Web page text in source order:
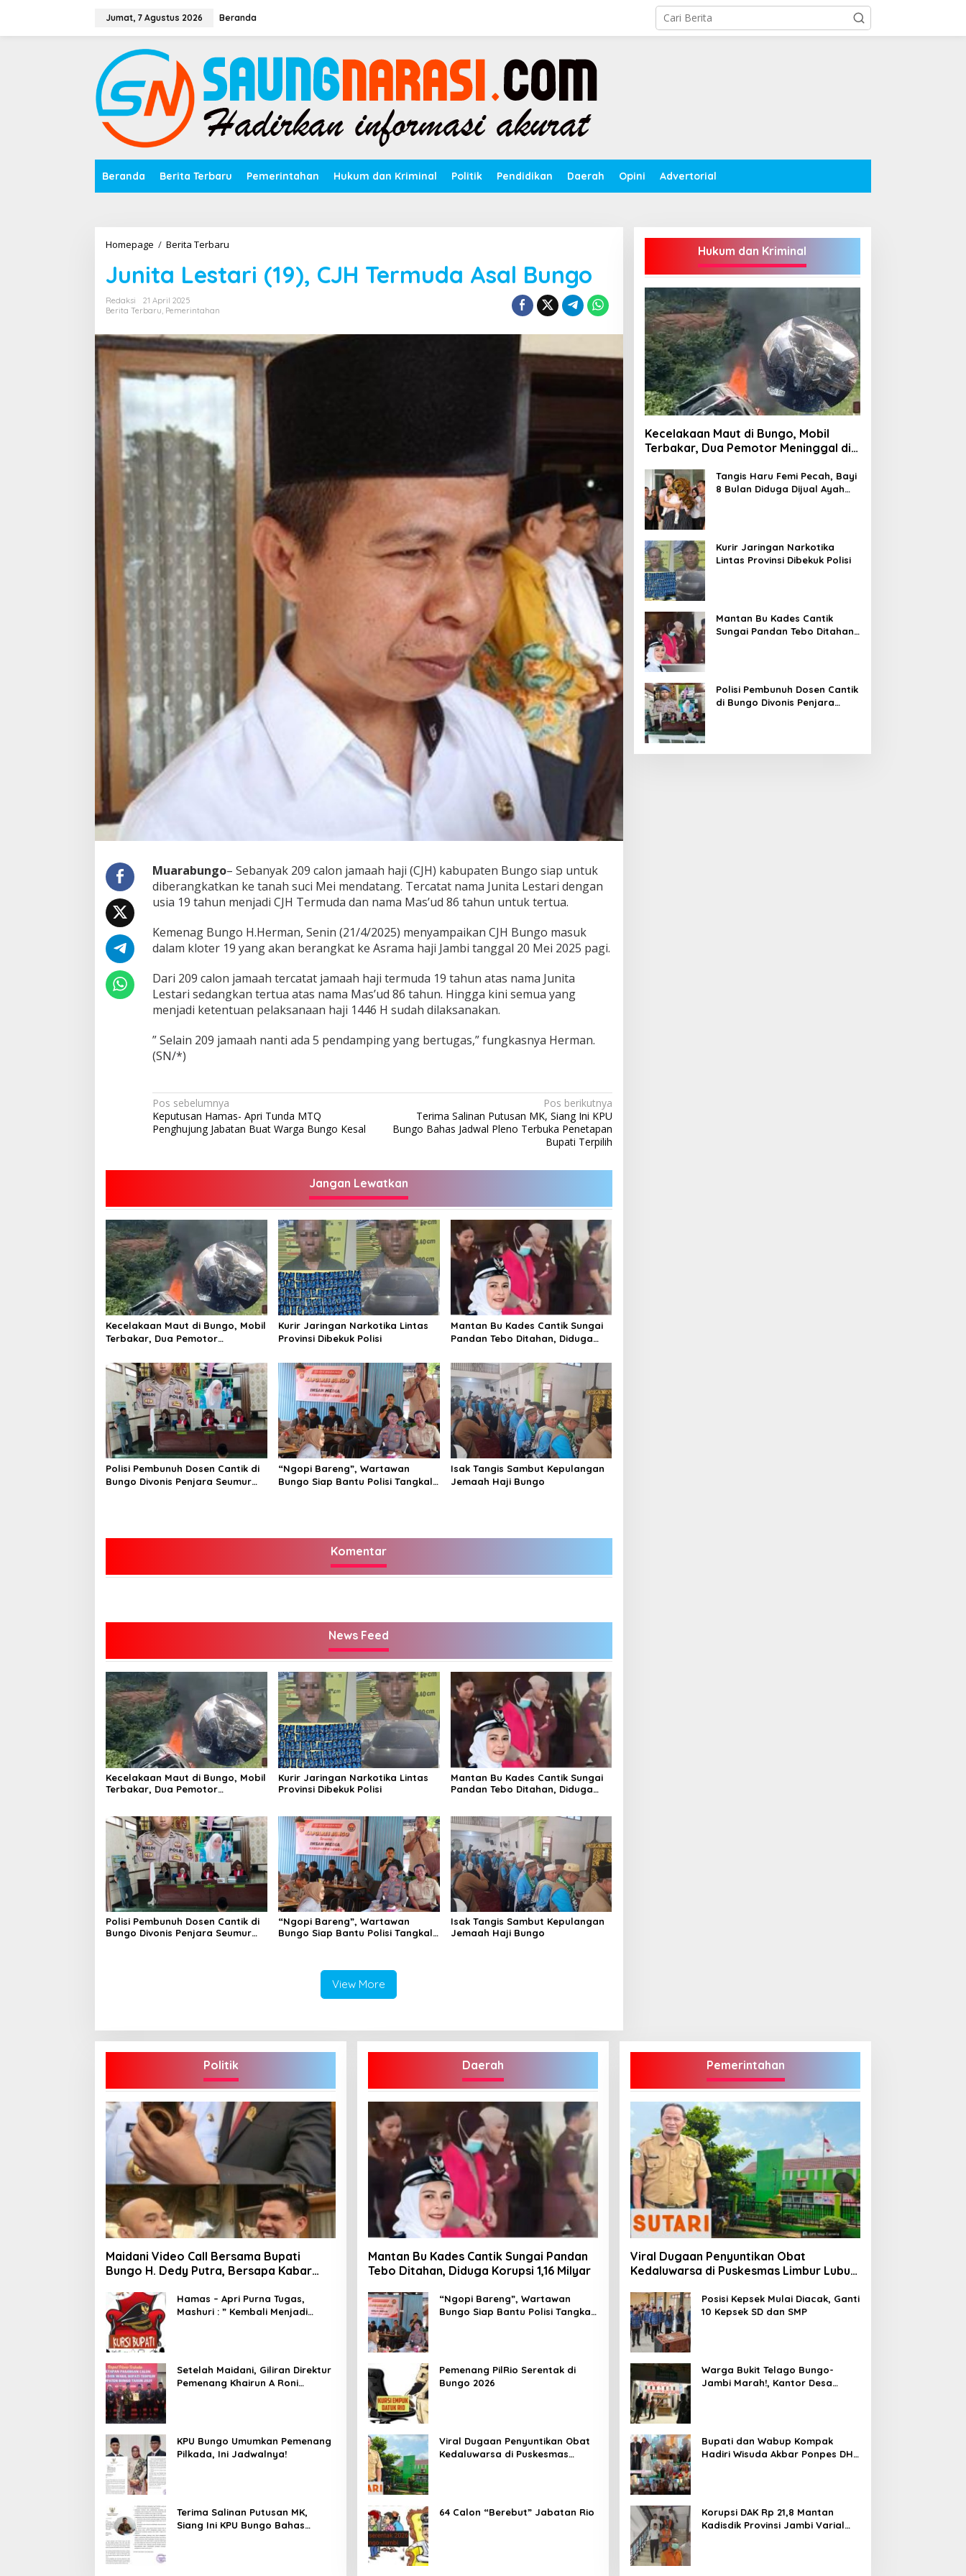
Jumat, 7 Agustus 2026 Beranda
Beranda Berita Terbaru Pemerintahan Hukum dan Kriminal Politik Pendidikan Daerah Opini Advertorial
Homepage / Berita Terbaru
(19),
CJH
Junita Lestari (19), CJH Termuda Asal Bungo
Redaksi
21 April 2025
Berita Terbaru, Pemerintahan
Muarabungo– Sebanyak 209 calon jamaah haji (CJH) kabupaten Bungo siap untuk
diberangkatkan ke tanah suci Mei mendatang. Tercatat nama Junita Lestari dengan
usia 19 tahun menjadi CJH Termuda dan nama Mas’ud 86 tahun untuk tertua.
Kemenag Bungo H.Herman, Senin (21/4/2025) menyampaikan CJH Bungo masuk
dalam kloter 19 yang akan berangkat ke Asrama haji Jambi tanggal 20 Mei 2025 pagi.
Dari 209 calon jamaah tercatat jamaah haji termuda 19 tahun atas nama Junita
Lestari sedangkan tertua atas nama Mas’ud 86 tahun. Hingga kini semua yang
menjadi ketentuan pelaksanaan haji 1446 H sudah dilaksanakan.
” Selain 209 jamaah nanti ada 5 pendamping yang bertugas,” fungkasnya Herman.
(SN/*)
Navigasi
pos
Pos sebelumnya
Keputusan Hamas- Apri Tunda MTQ
Penghujung Jabatan Buat Warga Bungo Kesal
Pos berikutnya
Terima Salinan Putusan MK, Siang Ini KPU
Bungo Bahas Jadwal Pleno Terbuka Penetapan
Bupati Terpilih
Jangan Lewatkan
Kecelakaan Maut di Bungo, Mobil
Terbakar, Dua Pemotor
Kurir Jaringan Narkotika Lintas
Provinsi Dibekuk Polisi
Mantan Bu Kades Cantik Sungai
Pandan Tebo Ditahan, Diduga
Polisi Pembunuh Dosen Cantik di
Bungo Divonis Penjara Seumur
“Ngopi Bareng”, Wartawan
Bungo Siap Bantu Polisi Tangkal
Isak Tangis Sambut Kepulangan
Jemaah Haji Bungo
Komentar
News Feed
Kecelakaan Maut di Bungo, Mobil
Terbakar, Dua Pemotor
Kurir Jaringan Narkotika Lintas
Provinsi Dibekuk Polisi
Mantan Bu Kades Cantik Sungai
Pandan Tebo Ditahan, Diduga
Polisi Pembunuh Dosen Cantik di
Bungo Divonis Penjara Seumur
“Ngopi Bareng”, Wartawan
Bungo Siap Bantu Polisi Tangkal
Isak Tangis Sambut Kepulangan
Jemaah Haji Bungo
View More
Hukum dan Kriminal
Kecelakaan Maut di Bungo, Mobil
Terbakar, Dua Pemotor Meninggal di
Tangis Haru Femi Pecah, Bayi
8 Bulan Diduga Dijual Ayah
Kurir Jaringan Narkotika
Lintas Provinsi Dibekuk Polisi
Mantan Bu Kades Cantik
Sungai Pandan Tebo Ditahan,
Polisi Pembunuh Dosen Cantik
di Bungo Divonis Penjara
Politik
Maidani Video Call Bersama Bupati
Bungo H. Dedy Putra, Bersapa Kabar
Hamas – Apri Purna Tugas,
Mashuri : ” Kembali Menjadi
Setelah Maidani, Giliran Direktur
Pemenang Khairun A Roni
KPU Bungo Umumkan Pemenang
Pilkada, Ini Jadwalnya!
Terima Salinan Putusan MK,
Siang Ini KPU Bungo Bahas
Daerah
Mantan Bu Kades Cantik Sungai Pandan
Tebo Ditahan, Diduga Korupsi 1,16 Milyar
“Ngopi Bareng”, Wartawan
Bungo Siap Bantu Polisi Tangkal
Pemenang PilRio Serentak di
Bungo 2026
Viral Dugaan Penyuntikan Obat
Kedaluwarsa di Puskesmas
64 Calon “Berebut” Jabatan Rio
Pemerintahan
Viral Dugaan Penyuntikan Obat
Kedaluwarsa di Puskesmas Limbur Lubuk
Masuk ke Tubuh PasienPosisi Kepsek Mulai Diacak, Ganti
10 Kepsek SD dan SMP
Warga Bukit Telago Bungo-
Jambi Marah!, Kantor Desa
Bupati dan Wabup Kompak
Hadiri Wisuda Akbar Ponpes DHA
Korupsi DAK Rp 21,8 Mantan
Kadisdik Provinsi Jambi Varial